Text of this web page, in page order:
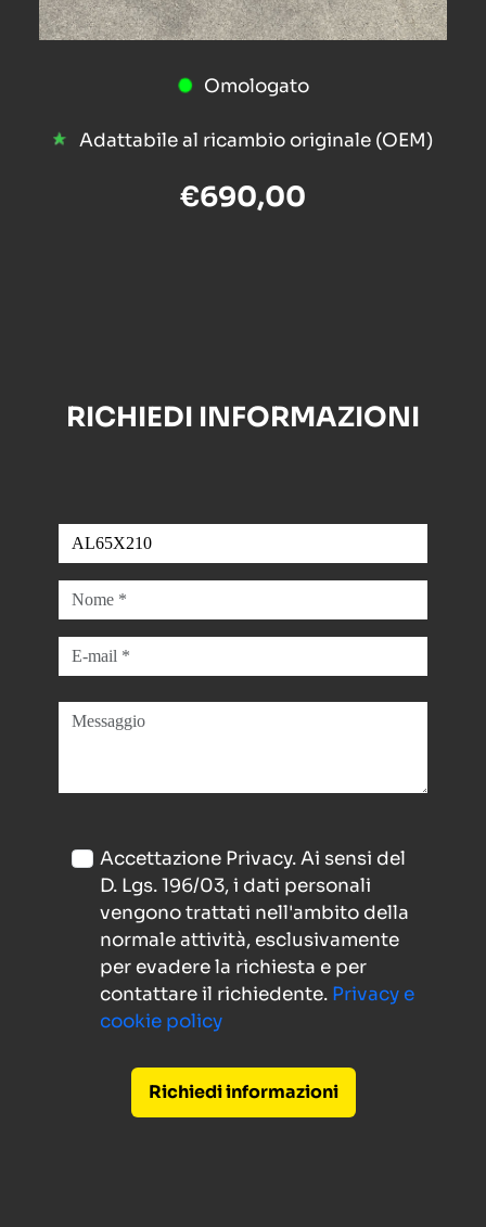
Omologato
Adattabile al ricambio originale (OEM)
€690,00
RICHIEDI INFORMAZIONI
Accettazione Privacy. Ai sensi del
D. Lgs. 196/03, i dati personali
vengono trattati nell'ambito della
normale attività, esclusivamente
per evadere la richiesta e per
contattare il richiedente. Privacy e
cookie policy
Richiedi informazioni